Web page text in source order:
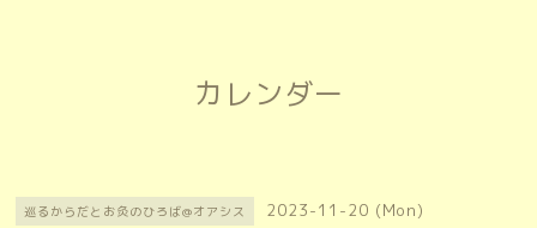
カレンダー
巡るからだとお灸のひろば@オアシス 2023-11-20 (Mon)